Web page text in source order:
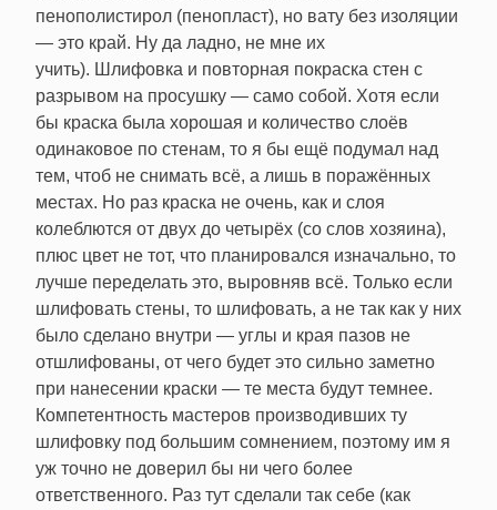
пенополистирол (пенопласт), но вату без изоляции
— это край. Ну да ладно, не мне их
учить). Шлифовка и повторная покраска стен с
разрывом на просушку — само собой. Хотя если
бы краска была хорошая и количество слоёв
одинаковое по стенам, то я бы ещё подумал над
тем, чтоб не снимать всё, а лишь в поражённых
местах. Но раз краска не очень, как и слоя
колеблются от двух до четырёх (со слов хозяина),
плюс цвет не тот, что планировался изначально, то
лучше переделать это, выровняв всё. Только если
шлифовать стены, то шлифовать, а не так как у них
было сделано внутри — углы и края пазов не
отшлифованы, от чего будет это сильно заметно
при нанесении краски — те места будут темнее.
Компетентность мастеров производивших ту
шлифовку под большим сомнением, поэтому им я
уж точно не доверил бы ни чего более
ответственного. Раз тут сделали так себе (как